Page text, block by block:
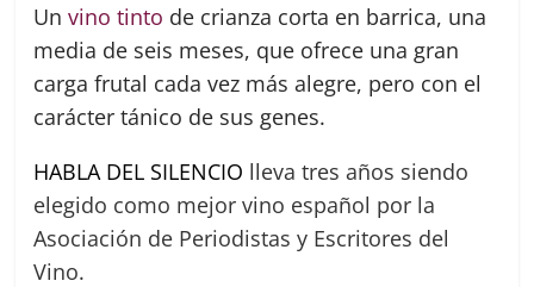
Un vino tinto de crianza corta en barrica, una
media de seis meses, que ofrece una gran
carga frutal cada vez más alegre, pero con el
carácter tánico de sus genes.
HABLA DEL SILENCIO lleva tres años siendo
elegido como mejor vino español por la
Asociación de Periodistas y Escritores del
Vino.